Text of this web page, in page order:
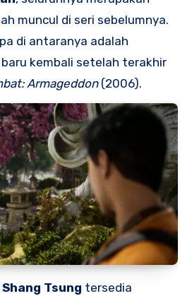
muncul di seri sebelumnya.
di antaranya adalah
kembali setelah terakhir
Armageddon(2006).
Shang Tsung tersedia